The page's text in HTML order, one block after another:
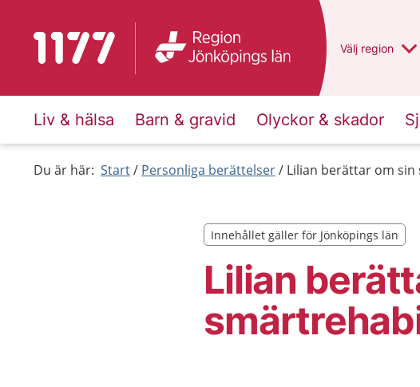
Till startsidan för 1177 Du har valt
Välj en annan
region
Liv & hälsa Barn & gravid Olyckor & skador
Du är här: Start Personliga berättelser Lilian berättar om
Lilian
Innehållet gäller för Jönköpings län
Innehållet gäller för Jönköpings län